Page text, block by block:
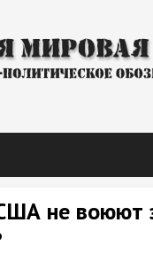
не воюют